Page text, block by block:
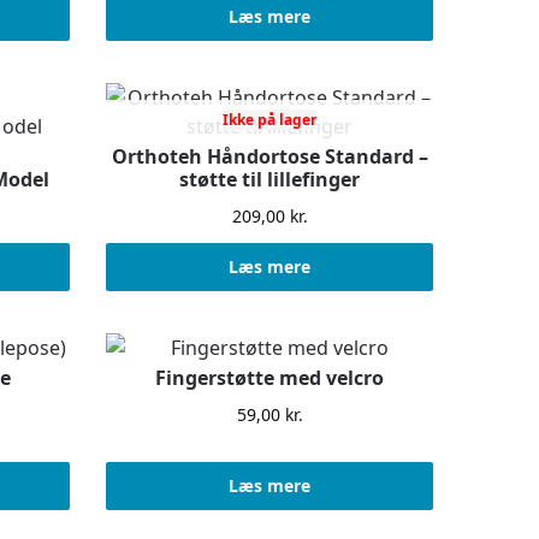
Læs mere
Ikke på lager
Orthoteh Håndortose Standard –
støtte til lillefinger
209,00 kr.
Læs mere
Fingerstøtte med velcro
59,00 kr.
Læs mere